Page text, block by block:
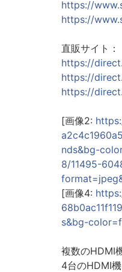
https://
https://
直販サイト：
https://
https://
https://
[画像2:
nds&bg-
8/11495-
[画像4:
s&bg-
複数のHDMI
4台のHDMI